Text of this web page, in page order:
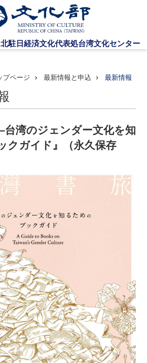
ブロックにジャンプします
プページ 最新情報と申込 最新情報
台湾のジェンダー文化を知
クガイド』（永久保存